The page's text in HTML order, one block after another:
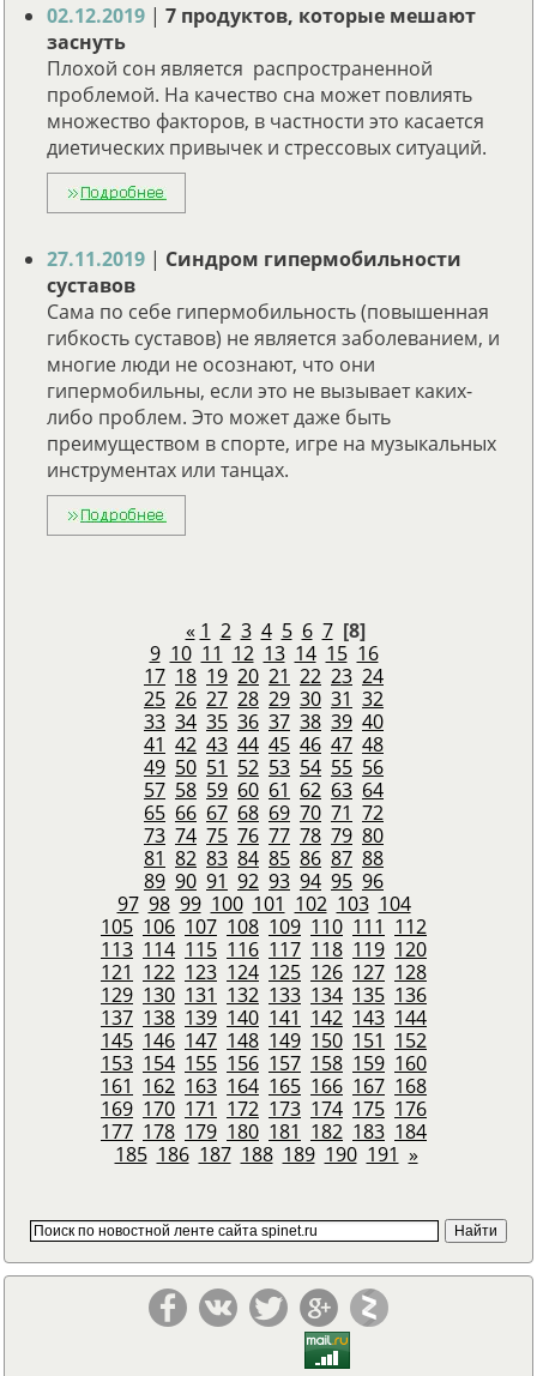
02.12.2019 | 7 продуктов, которые мешают
заснуть
Плохой сон является распространенной
проблемой. На качество сна может повлиять
множество факторов, в частности это касается
диетических привычек и стрессовых ситуаций.
27.11.2019 | Синдром гипермобильности
суставов
Сама по себе гипермобильность (повышенная
гибкость суставов) не является заболеванием, и
многие люди не осознают, что они
гипермобильны, если это не вызывает каких-
либо проблем. Это может даже быть
преимуществом в спорте, игре на музыкальных
инструментах или танцах.
« 1 2 3 4 5 6 7 [8]
9 10 11 12 13 14 15 16
17 18 19 20 21 22 23 24
25 26 27 28 29 30 31 32
33 34 35 36 37 38 39 40
41 42 43 44 45 46 47 48
49 50 51 52 53 54 55 56
57 58 59 60 61 62 63 64
65 66 67 68 69 70 71 72
73 74 75 76 77 78 79 80
81 82 83 84 85 86 87 88
89 90 91 92 93 94 95 96
97 98 99 100 101 102 103 104
105 106 107 108 109 110 111 112
113 114 115 116 117 118 119 120
121 122 123 124 125 126 127 128
129 130 131 132 133 134 135 136
137 138 139 140 141 142 143 144
145 146 147 148 149 150 151 152
153 154 155 156 157 158 159 160
161 162 163 164 165 166 167 168
169 170 171 172 173 174 175 176
177 178 179 180 181 182 183 184
185 186 187 188 189 190 191 »